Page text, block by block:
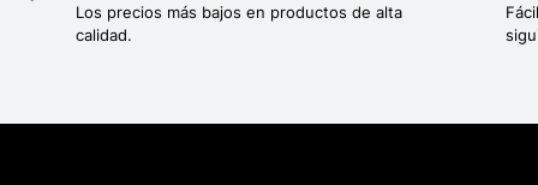
Los precios más bajos en productos de alta
calidad.